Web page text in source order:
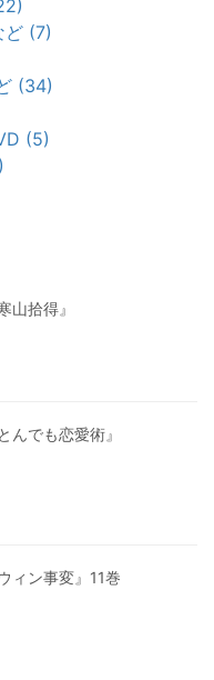
ど (7)
(34)
(5)
拾得』
んでも恋愛術』
ィン事変』11巻